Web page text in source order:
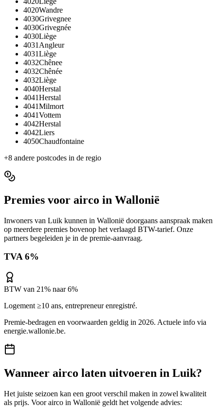
4020Wandre
4030Grivegnee
4030Grivegnée
4030Liège
4031 Angleur
4031Liège
4032Chênee
4032Chênée
4032Liège
4040Herstal
4041Herstal
4041Milmort
4041Vottem
4042Herstal
4042Liers
4050Chaudfontaine
+8 andere postcodes in de regio
Premies voor airco in Wallonië
Inwoners van Luik kunnen in Wallonië doorgaans aanspraak maken
op meerdere premies bovenop het verlaagd BTW-tarief. Onze
partners begeleiden je in de premie-aanvraag.
TVA 6%
BTW van 21% naar 6%
Logement ≥10 ans, entrepreneur enregistré.
Premie-bedragen en voorwaarden geldig in 2026. Actuele info via
energie.wallonie.be.
Wanneer airco laten uitvoeren in Luik?
Het juiste seizoen kan een groot verschil maken in zowel kwaliteit
als prijs. Voorairco in Wallonië geldt het volgende advies: